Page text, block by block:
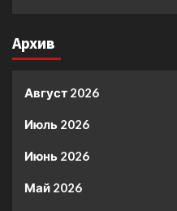
Архив
Август 2026
Июль 2026
Июнь 2026
Май 2026